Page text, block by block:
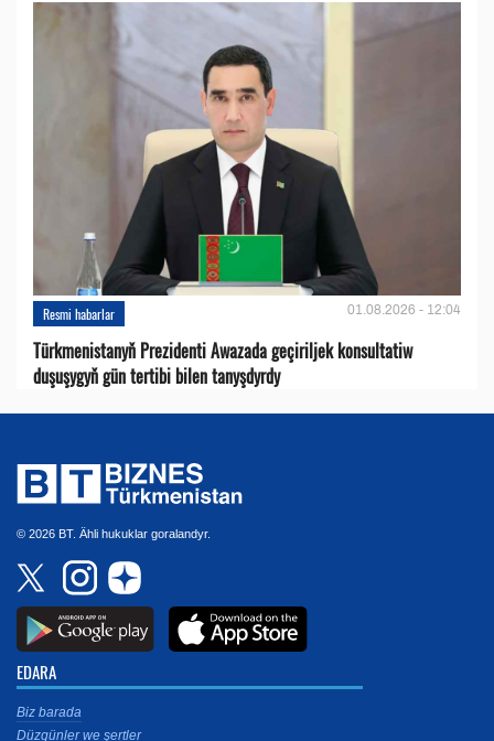
Resmi habarlar 01.08.2026 - 12:04
Türkmenistanyň Prezidenti Awazada geçiriljek konsultatiw
duşuşygyň gün tertibi bilen tanyşdyrdy
© 2026 BT. Ähli hukuklar goralandyr.
EDARA
Biz barada
Düzgünler we şertler